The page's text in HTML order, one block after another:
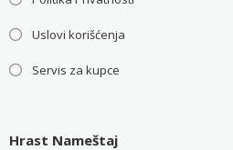
Uslovi korišćenja
Servis za kupce
Hrast Nameštaj